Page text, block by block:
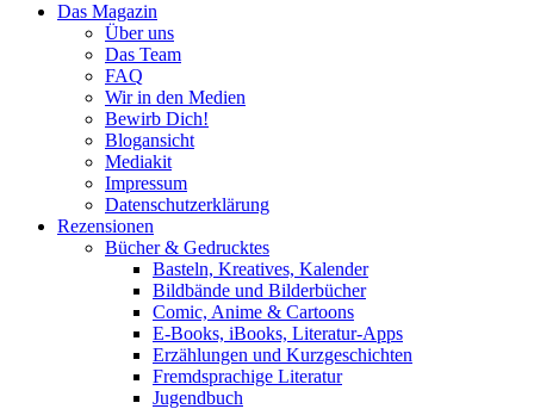
Das Magazin
Über uns
Das Team
FAQ
Wir in den Medien
Bewirb Dich!
Blogansicht
Mediakit
Impressum
Datenschutzerklärung
Rezensionen
Bücher & Gedrucktes
Basteln, Kreatives, Kalender
Bildbände und Bilderbücher
Comic, Anime & Cartoons
E-Books, iBooks, Literatur-Apps
Erzählungen und Kurzgeschichten
Fremdsprachige Literatur
Jugendbuch